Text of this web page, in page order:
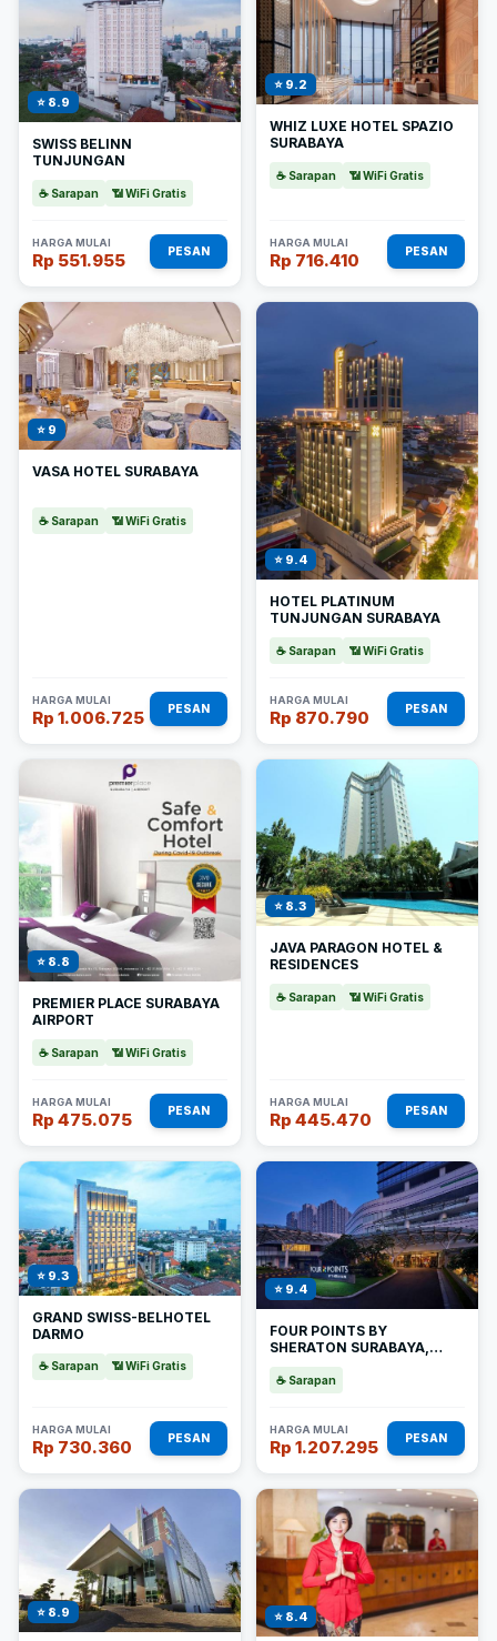
⭐ 8.9
SWISS BELINN
TUNJUNGAN
☕ Sarapan 📶 WiFi Gratis
HARGA MULAI
Rp 551.955 PESAN
⭐ 9.2
WHIZ LUXE HOTEL SPAZIO
SURABAYA
☕ Sarapan 📶 WiFi Gratis
HARGA MULAI
Rp 716.410 PESAN
⭐ 9
VASA HOTEL SURABAYA
☕ Sarapan 📶 WiFi Gratis
HARGA MULAI
Rp 1.006.725 PESAN
⭐ 9.4
HOTEL PLATINUM
TUNJUNGAN SURABAYA
☕ Sarapan 📶 WiFi Gratis
HARGA MULAI
Rp 870.790 PESAN
⭐ 8.8
PREMIER PLACE SURABAYA
AIRPORT
☕ Sarapan 📶 WiFi Gratis
HARGA MULAI
Rp 475.075 PESAN
⭐ 8.3
JAVA PARAGON HOTEL &
RESIDENCES
☕ Sarapan 📶 WiFi Gratis
HARGA MULAI
Rp 445.470 PESAN
⭐ 9.3
GRAND SWISS-BELHOTEL
DARMO
☕ Sarapan 📶 WiFi Gratis
HARGA MULAI
Rp 730.360 PESAN
⭐ 9.4
FOUR POINTS BY
SHERATON SURABAYA,
☕ Sarapan
HARGA MULAI
Rp 1.207.295 PESAN
⭐ 8.9 ⭐ 8.4